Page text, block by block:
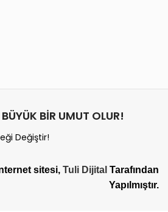
BİR UMUT OLUR!
Değiştir!
sitesi, Tuli Dijital Tarafından
Yapılmıştır.